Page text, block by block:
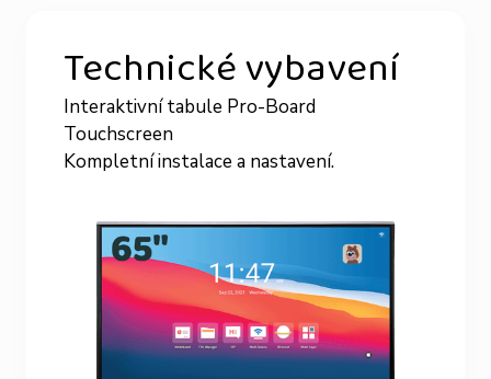
Technické vybavení
Interaktivní tabule Pro-Board
Touchscreen
Kompletní instalace a nastavení.